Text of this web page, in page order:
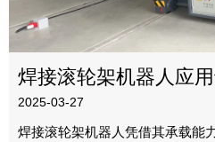
焊接滚轮架机器人应
2025-03-27
焊接滚轮架机器人凭借其承载能